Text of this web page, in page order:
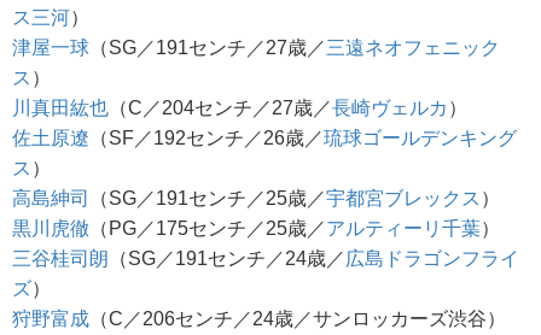
ス三河）
津屋一球 （SG／191センチ／27歳／三遠ネオフェニック
ス ）
川真田紘也 （C／204センチ／27歳／長崎ヴェルカ ）
佐土原遼 （SF／192センチ／26歳／琉球ゴールデンキング
ス ）
高島紳司
（SG／191センチ／25歳／宇都宮ブレックス ）
黒川虎徹 （PG／175センチ／25歳／アルティーリ千葉）
三谷桂司朗
（SG／191センチ／24歳／ 広島ドラゴンフライ
ズ）
狩野富成 （C／206センチ／24歳／サンロッカーズ渋谷）